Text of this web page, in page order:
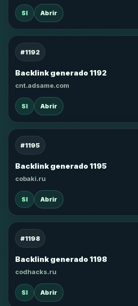
SI Abrir
#1192
Backlink generado 1192
cnt.adsame.com
SI Abrir
#1195
Backlink generado 1195
cobaki.ru
SI Abrir
#1198
Backlink generado 1198
codhacks.ru
SI Abrir